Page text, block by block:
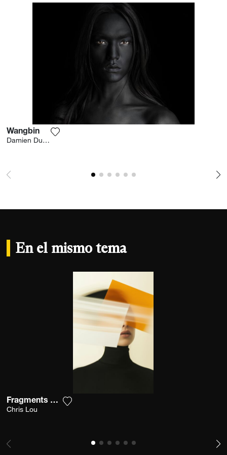
Shanghai, China 2018 "Clandestins",
YellowKorner Galerie Francs Bourgeois, París,
Wangbin
Damien Dufresne
En el mismo tema
Fragments Of Vision
Chris Lou